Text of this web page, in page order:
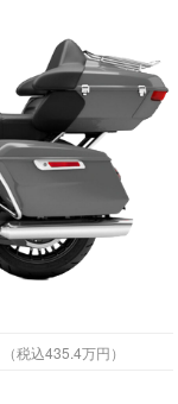
税抜 395.8万円 （税込435.4万円）